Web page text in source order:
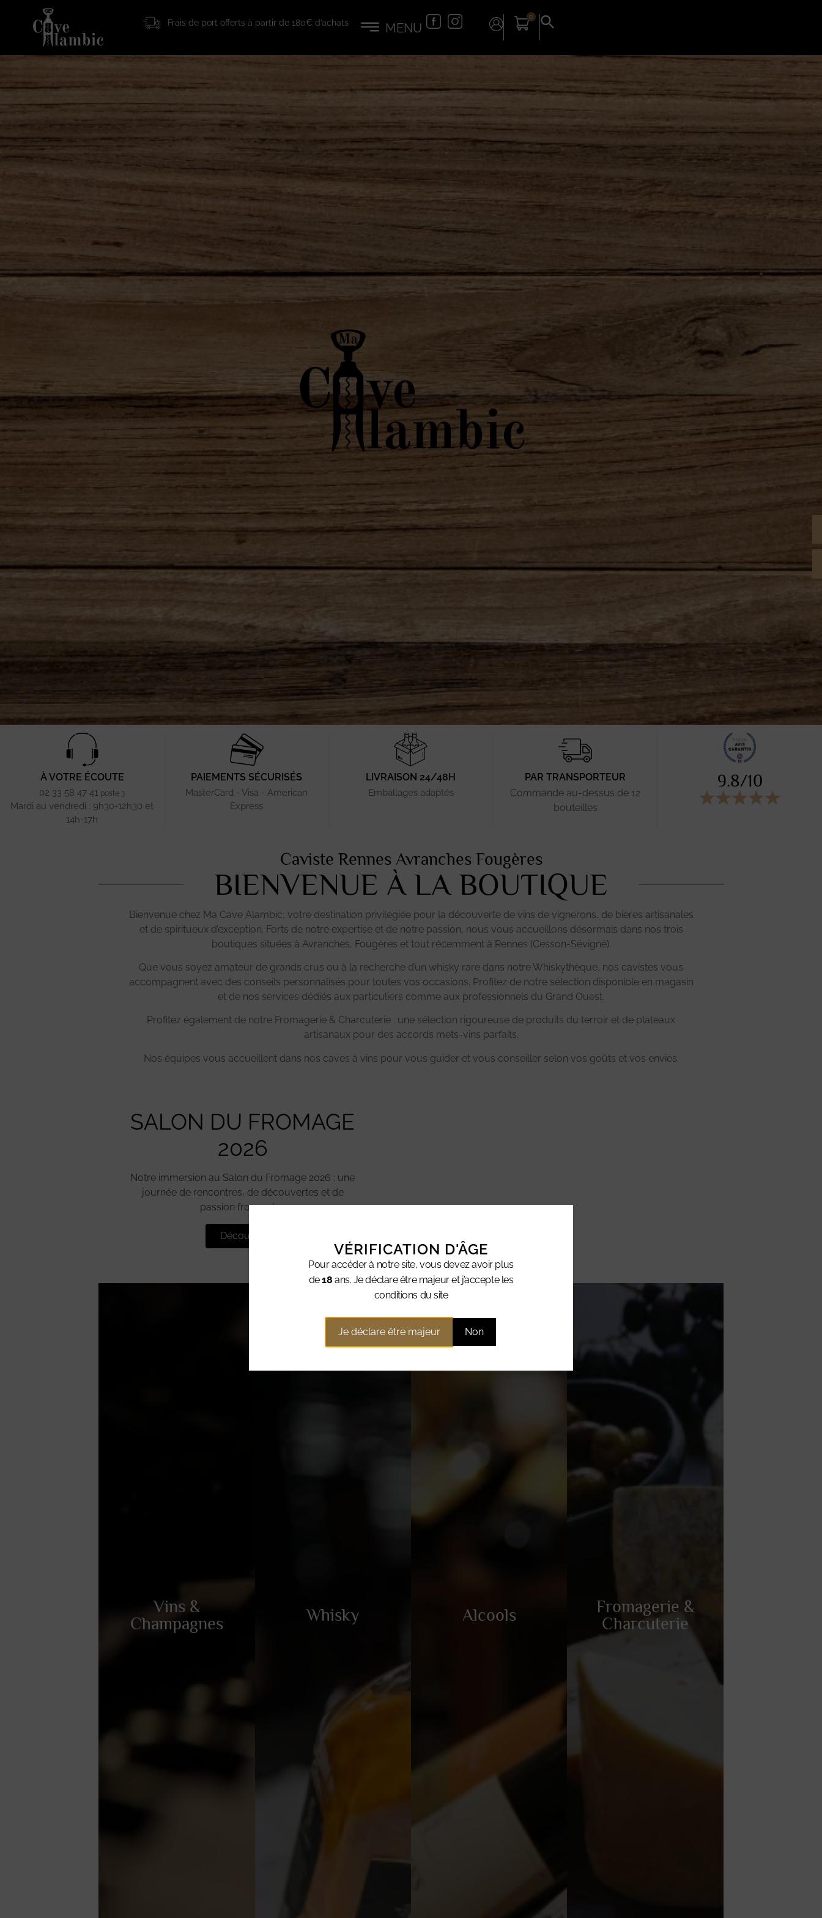
Frais de port offerts à partir de 180€ d’achats
0
À VOTRE ÉCOUTE
02 33 58 47 41 poste 3
Mardi au vendredi : 9h30-12h30 et
14h-17h
PAIEMENTS SÉCURISÉS
MasterCard - Visa - American
Express
LIVRAISON 24/48H
Emballages adaptés
PAR TRANSPORTEUR
Commande au-dessus de 12
bouteilles
9.8/10
Caviste Rennes Avranches Fougères
BIENVENUE À LA BOUTIQUE
Bienvenue chez Ma Cave Alambic, votre destination privilégiée pour la découverte de vins de vignerons, de bières artisanales
et de spiritueux d’exception. Forts de notre expertise et de notre passion, nous vous accueillons désormais dans nos trois
boutiques situées à Avranches, Fougères et tout récemment à Rennes (Cesson-Sévigné).
Que vous soyez amateur de grands crus ou à la recherche d’un whisky rare dans notre Whiskythèque, nos cavistes vous
accompagnent avec des conseils personnalisés pour toutes vos occasions. Profitez de notre sélection disponible en magasin
et de nos services dédiés aux particuliers comme aux professionnels du Grand Ouest.
Profitez également de notre Fromagerie & Charcuterie : une sélection rigoureuse de produits du terroir et de plateaux
artisanaux pour des accords mets-vins parfaits.
Nos équipes vous accueillent dans nos caves à vins pour vous guider et vous conseiller selon vos goûts et vos envies.
SALON DU FROMAGE
2026
Notre immersion au Salon du Fromage 2026 : une
journée de rencontres, de découvertes et de
passion fromagère
Découvrir
Vins &
Champagnes
Vins &
Champagnes
Découvrez notre sélection
Whisky
Whisky
Découvrez notre sélection
Alcools
Alcools
Fromagerie &
Charcuterie
Fromagerie &
Charcuterie
Découvrez notre sélection
VÉRIFICATION D'ÂGE
Pour accéder à notre site, vous devez avoir plus
de18 ans. Je déclare être majeur et j’accepte les
conditions du site
Je déclare être majeur Non